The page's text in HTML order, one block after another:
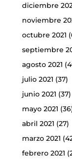
diciembre
noviembre
octubre 2021
septiembre
agosto 2021
julio 2021 (37)
junio 2021 (37)
mayo 2021
abril 2021 (27)
marzo 2021
febrero 2021